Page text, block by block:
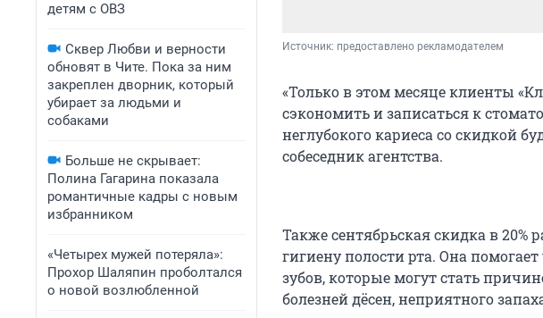
детям с ОВЗ
Сквер Любви и верности
обновят в Чите. Пока за ним
закреплен дворник, который
убирает за людьми и
собаками
Больше не скрывает:
Полина Гагарина показала
романтичные кадры с новым
избранником
«Четырех мужей потеряла»:
Прохор Шаляпин проболтался
о новой возлюбленной
Источник: предоставлено рекламодателем
«Только в этом месяце клиенты
сэкономить и записаться к
неглубокого кариеса со скидкой
собеседник агентства.
Также сентябрьская скидка в 20%
гигиену полости рта. Она
зубов, которые могут стать
болезней дёсен, неприятного